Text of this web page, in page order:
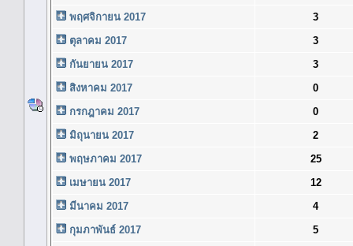
พฤศจิกายน 2017
3
ตุลาคม 2017
3
กันยายน 2017
3
สิงหาคม 2017
0
กรกฎาคม 2017
0
มิถุนายน 2017
2
พฤษภาคม 2017
25
เมษายน 2017
12
มีนาคม 2017
4
กุมภาพันธ์ 2017
5